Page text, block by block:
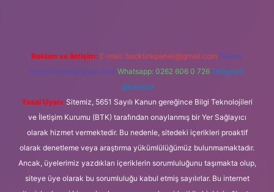
Reklam ve İletişim: E-mail: backlinkpaneli@gmail.com Teams:
forumhizmeti@gmail.com Whatsapp: 0262 606 0 726 Telegram:
@karabul
Yasal Uyarı: Sitemiz, 5651 Sayılı Kanun gereğince Bilgi Teknolojileri
ve İletişim Kurumu (BTK) tarafından onaylanmış bir Yer Sağlayıcı
olarak hizmet vermektedir. Bu nedenle, sitedeki içerikleri proaktif
olarak denetleme veya araştırma yükümlülüğümüz bulunmamaktadır.
Ancak, üyelerimiz yazdıkları içeriklerin sorumluluğunu taşımakta olup,
siteye üye olarak bu sorumluluğu kabul etmiş sayılırlar. Bu internet